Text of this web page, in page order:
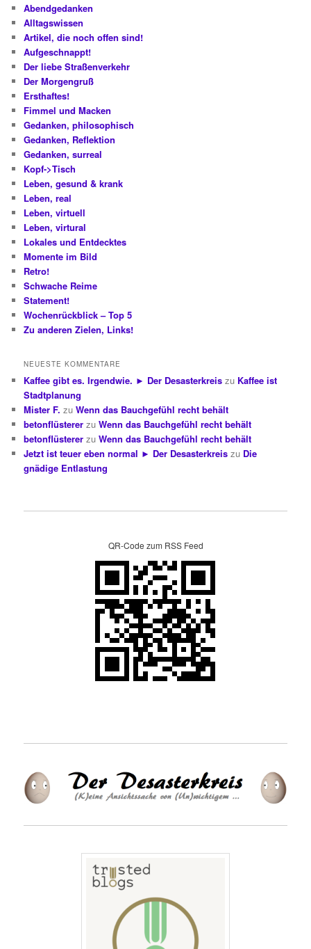
Abendgedanken
Alltagswissen
Artikel, die noch offen sind!
Aufgeschnappt!
Der liebe Straßenverkehr
Der Morgengruß
Ersthaftes!
Fimmel und Macken
Gedanken, philosophisch
Gedanken, Reflektion
Gedanken, surreal
Kopf->Tisch
Leben, gesund & krank
Leben, real
Leben, virtuell
Leben, virtural
Lokales und Entdecktes
Momente im Bild
Retro!
Schwache Reime
Statement!
Wochenrückblick – Top 5
Zu anderen Zielen, Links!
NEUESTE KOMMENTARE
Kaffee gibt es. Irgendwie. ► Der Desasterkreis zu Kaffee ist
Stadtplanung
Mister F. zuWenn das Bauchgefühl recht behält
betonflüsterer zuWenn das Bauchgefühl recht behält
betonflüsterer zuWenn das Bauchgefühl recht behält
Jetzt ist teuer eben normal ► Der Desasterkreis zu Die
gnädige Entlastung
QR-Code zum RSS Feed